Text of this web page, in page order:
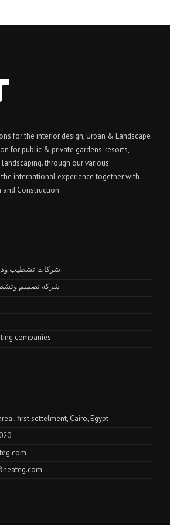
for the interior design, Urban & Landscape
for public & private gardens, resorts,
through our various
international experience together with
Construction
شركات تشطيب
شركة تصميم
companies
, first settelment, Cairo, Egypt